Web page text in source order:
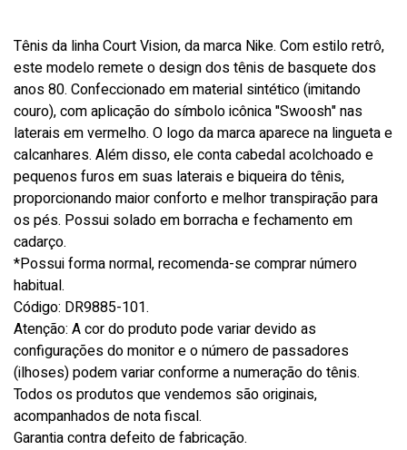
Tênis da linha Court Vision, da marca Nike. Com estilo retrô,
este modelo remete o design dos tênis de basquete dos
anos 80. Confeccionado em material sintético (imitando
couro), com aplicação do símbolo icônica "Swoosh" nas
laterais em vermelho. O logo da marca aparece na lingueta e
calcanhares. Além disso, ele conta cabedal acolchoado e
pequenos furos em suas laterais e biqueira do tênis,
proporcionando maior conforto e melhor transpiração para
os pés. Possui solado em borracha e fechamento em
cadarço.
*Possui forma normal, recomenda-se comprar número
habitual.
Código: DR9885-101.
Atenção: A cor do produto pode variar devido as
configurações do monitor e o número de passadores
(ilhoses) podem variar conforme a numeração do tênis.
Todos os produtos que vendemos são originais,
acompanhados de nota fiscal.
Garantia contra defeito de fabricação.